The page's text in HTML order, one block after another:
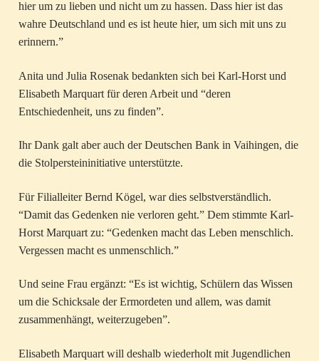
hier um zu lieben und nicht um zu hassen. Dass hier ist das
wahre Deutschland und es ist heute hier, um sich mit uns zu
erinnern.”
Anita und Julia Rosenak bedankten sich bei Karl-Horst und
Elisabeth Marquart für deren Arbeit und “deren
Entschiedenheit, uns zu finden”.
Ihr Dank galt aber auch der Deutschen Bank in Vaihingen, die
die Stolpersteininitiative unterstützte.
Für Filialleiter Bernd Kögel, war dies selbstverständlich.
“Damit das Gedenken nie verloren geht.” Dem stimmte Karl-
Horst Marquart zu: “Gedenken macht das Leben menschlich.
Vergessen macht es unmenschlich.”
Und seine Frau ergänzt: “Es ist wichtig, Schülern das Wissen
um die Schicksale der Ermordeten und allem, was damit
zusammenhängt, weiterzugeben”.
Elisabeth Marquart will deshalb wiederholt mit Jugendlichen